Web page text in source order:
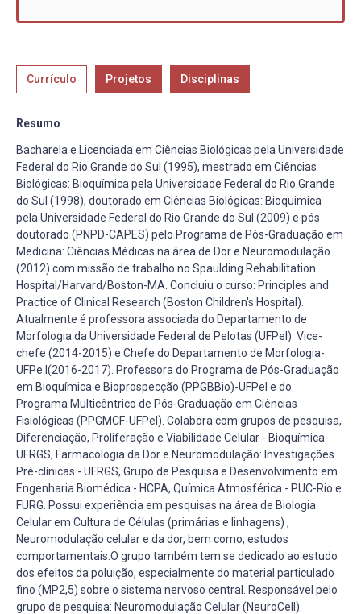
Currículo Projetos Disciplinas
Resumo
Bacharela e Licenciada em Ciências Biológicas pela Universidade
Federal do Rio Grande do Sul (1995), mestrado em Ciências
Biológicas: Bioquímica pela Universidade Federal do Rio Grande
do Sul (1998), doutorado em Ciências Biológicas: Bioquimica
pela Universidade Federal do Rio Grande do Sul (2009) e pós
doutorado (PNPD-CAPES) pelo Programa de Pós-Graduação em
Medicina: Ciências Médicas na área de Dor e Neuromodulação
(2012) com missão de trabalho no Spaulding Rehabilitation
Hospital/Harvard/Boston-MA. Concluiu o curso: Principles and
Practice of Clinical Research (Boston Children's Hospital).
Atualmente é professora associada do Departamento de
Morfologia da Universidade Federal de Pelotas (UFPel). Vice-
chefe (2014-2015) e Chefe do Departamento de Morfologia-
UFPe l(2016-2017). Professora do Programa de Pós-Graduação
em Bioquímica e Bioprospecção (PPGBBio)-UFPel e do
Programa Multicêntrico de Pós-Graduação em Ciências
Fisiológicas (PPGMCF-UFPel). Colabora com grupos de pesquisa,
Diferenciação, Proliferação e Viabilidade Celular - Bioquímica-
UFRGS, Farmacologia da Dor e Neuromodulação: Investigações
Pré-clínicas - UFRGS, Grupo de Pesquisa e Desenvolvimento em
Engenharia Biomédica - HCPA, Química Atmosférica - PUC-Rio e
FURG. Possui experiência em pesquisas na área de Biologia
Celular em Cultura de Células (primárias e linhagens) ,
Neuromodulação celular e da dor, bem como, estudos
comportamentais.O grupo também tem se dedicado ao estudo
dos efeitos da poluição, especialmente do material particulado
fino (MP2,5) sobre o sistema nervoso central. Responsável pelo
grupo de pesquisa: Neuromodulação Celular (NeuroCell).